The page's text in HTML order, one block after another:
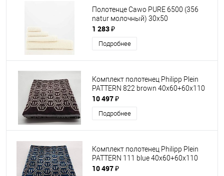
Полотенце Cawo PURE 6500 (356
natur молочный) 30x50
1 283 ₽
Подробнее
Комплект полотенец Philipp Plein
PATTERN 822 brown 40х60+60х110
10 497 ₽
Подробнее
Комплект полотенец Philipp Plein
PATTERN 111 blue 40х60+60х110
10 497 ₽